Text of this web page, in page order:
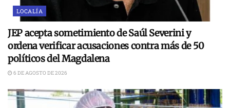
LOCALÍA
JEP acepta sometimiento de Saúl Severini y
ordena verificar acusaciones contra más de 50
políticos del Magdalena
6 DE AGOSTO DE 2026